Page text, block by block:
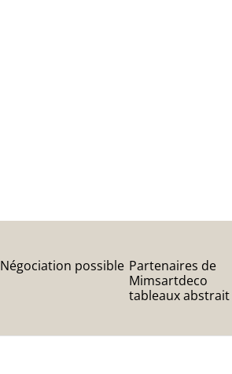
Négociation possible Partenaires de
Mimsartdeco
tableaux abstrait